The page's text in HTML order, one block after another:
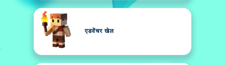
एडवेंचर खेल